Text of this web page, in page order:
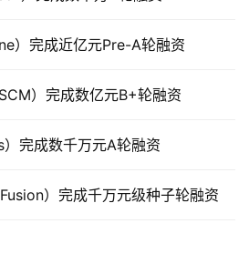
）完成近亿元Pre-A轮融资
）完成数亿元B+轮融资
完成数千万元A轮融资
）完成千万元级种子轮融资